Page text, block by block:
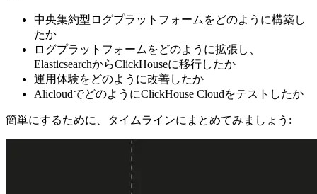
中央集約型ログプラットフォームをどのように構築し
たか
ログプラットフォームをどのように拡張し、
ElasticsearchからClickHouseに移行したか
運用体験をどのように改善したか
AlicloudでどのようにClickHouse Cloudをテストしたか
簡単にするために、タイムラインにまとめてみましょう: